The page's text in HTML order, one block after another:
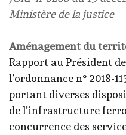
Ministère de la justice
Aménagement du
Rapport au Président
l’ordonnance n° 2018-
portant diverses
de l’infrastructure
concurrence des